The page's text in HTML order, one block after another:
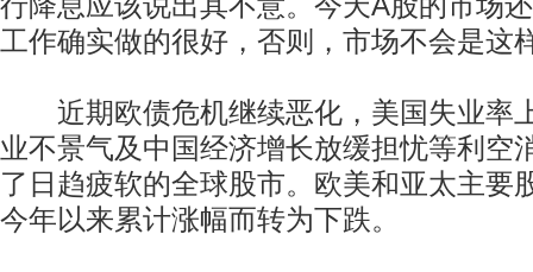
工作确实做的很好，否则，市场不会是这
近期欧债危机继续恶化，美国失业率
业不景气及中国经济增长放缓担忧等利空
了日趋疲软的全球股市。欧美和亚太主要
今年以来累计涨幅而转为下跌。